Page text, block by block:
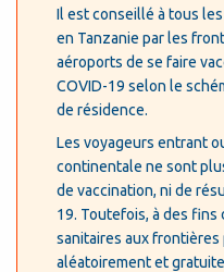
Il est conseillé à tous
en Tanzanie par les
aéroports de se faire
COVID-19 selon le
de résidence.
Les voyageurs entrant
continentale ne sont
de vaccination, ni de
19. Toutefois, à des
sanitaires aux
aléatoirement et